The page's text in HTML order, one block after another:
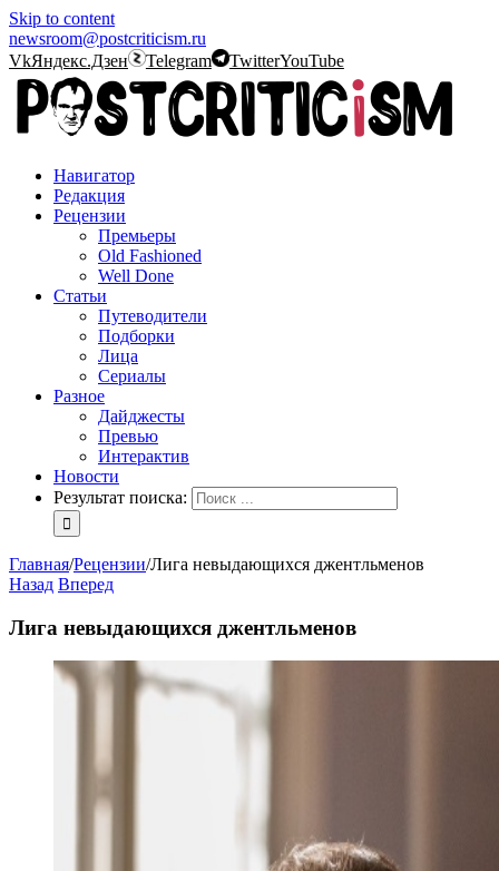
Skip to content
newsroom@postcriticism.ru
VkЯндекс.Дзен Telegram TwitterYouTube
Навигатор
Редакция
Рецензии
Премьеры
Old Fashioned
Well Done
Статьи
Путеводители
Подборки
Лица
Сериалы
Разное
Дайджесты
Превью
Интерактив
Новости
Результат поиска:
Главная/Рецензии/Лига невыдающихся джентльменов
Назад Вперед
Лига невыдающихся джентльменов